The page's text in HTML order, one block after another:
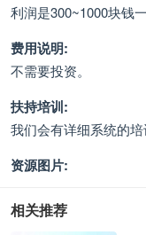
利润是300~1000块钱一
费用说明:
不需要投资。
扶持培训:
我们会有详细系统的
资源图片:
相关推荐